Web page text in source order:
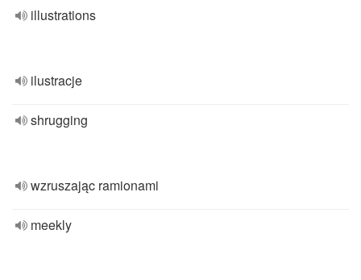
illustrations
ilustracje
shrugging
wzruszając ramionami
meekly